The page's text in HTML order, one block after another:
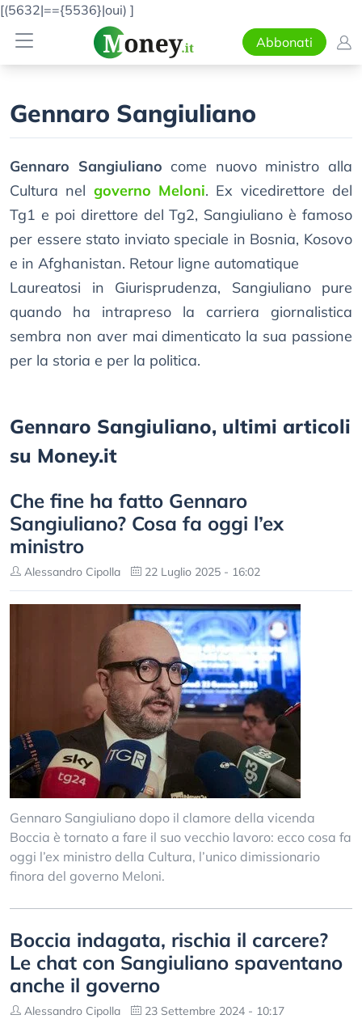
[(5632|=={5536}|oui) ]
Abbonati
Gennaro Sangiuliano
Gennaro Sangiuliano come nuovo ministro alla
Cultura nel governo Meloni. Ex vicedirettore del
Tg1 e poi direttore del Tg2, Sangiuliano è famoso
per essere stato inviato speciale in Bosnia, Kosovo
e in Afghanistan. Retour ligne automatique
Laureatosi in Giurisprudenza, Sangiuliano pure
quando ha intrapreso la carriera giornalistica
sembra non aver mai dimenticato la sua passione
per la storia e per la politica.
Gennaro Sangiuliano, ultimi articoli
su Money.it
Che fine ha fatto Gennaro
Sangiuliano? Cosa fa oggi l’ex
ministro
Alessandro Cipolla 22 Luglio 2025 - 16:02
Gennaro Sangiuliano dopo il clamore della vicenda
Boccia è tornato a fare il suo vecchio lavoro: ecco cosa fa
oggi l’ex ministro della Cultura, l’unico dimissionario
finora del governo Meloni.
Boccia indagata, rischia il carcere?
Le chat con Sangiuliano spaventano
anche il governo
Alessandro Cipolla 23 Settembre 2024 - 10:17